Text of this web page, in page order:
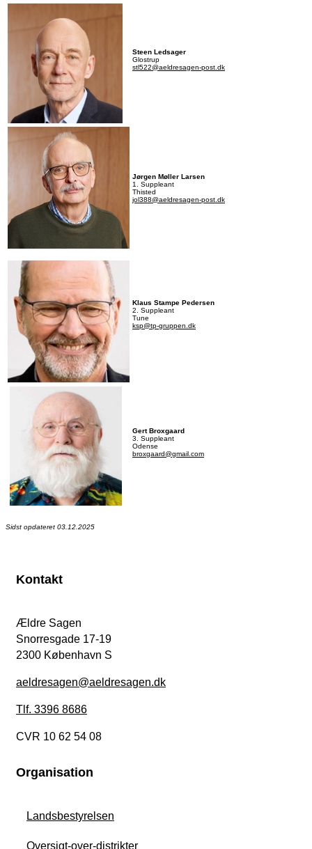
Steen Ledsager
Glostrup
stl522@aeldresagen-post.dk
Jørgen Møller Larsen
1. Suppleant
Thisted
jol388@aeldresagen-post.dk
Klaus Stampe Pedersen
2. Suppleant
Tune
ksp@tp-gruppen.dk
Gert Broxgaard
3. Suppleant
Odense
broxgaard@gmail.com
Sidst opdateret 03.12.2025
Kontakt
Ældre Sagen
Snorresgade 17-19
2300 København S
aeldresagen@aeldresagen.dk
Tlf. 3396 8686
CVR 10 62 54 08
Organisation
Landsbestyrelsen
Oversigt-over-distrikter